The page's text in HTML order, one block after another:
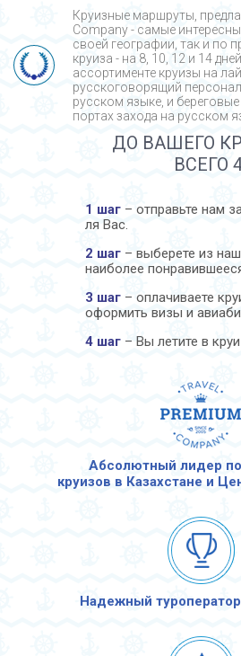
Круизные маршруты,
Company - cамые
своей географии, так и по
круиза - на 8, 10, 12 и 14
ассортименте круизы на
русскоговорящий
русском языке, и
портах захода на русском
ДО ВАШЕГО
ВСЕГО
1 шаг – отправьте нам
ля Вас.
2 шаг – выберете из
наиболее
3 шаг – оплачиваете
оформить визы и
4 шаг – Вы летите в
Абсолютный лидер
круизов в Казахстане и
Надежный